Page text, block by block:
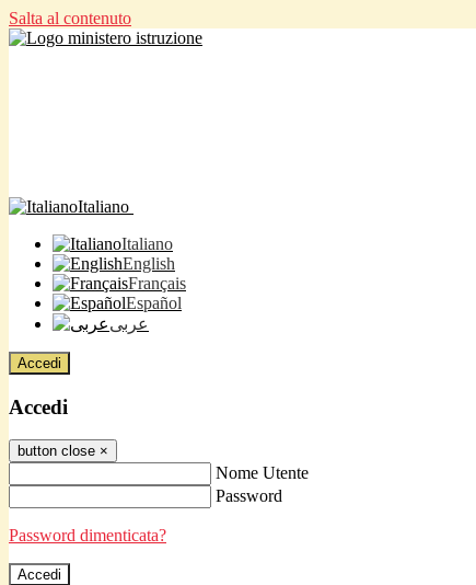
Salta al contenuto
Italiano
Italiano
English
Français
Español
عربى
Accedi
Accedi
button close ×
Nome Utente
Password
Password dimenticata?